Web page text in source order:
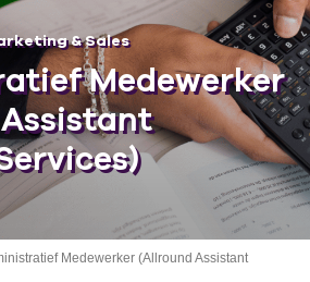
& Sales
Medewerker
Medewerker (Allround Assistant